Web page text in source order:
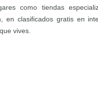
como tiendas
en clasificados gratis en
vives.